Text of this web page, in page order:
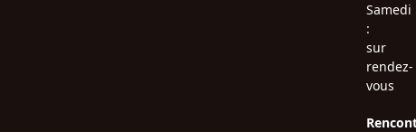
Samedi
:
sur
rendez-
vous